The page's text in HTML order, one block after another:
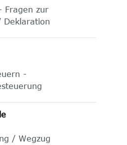
Fragen zur
Deklaration
-
/ Wegzug